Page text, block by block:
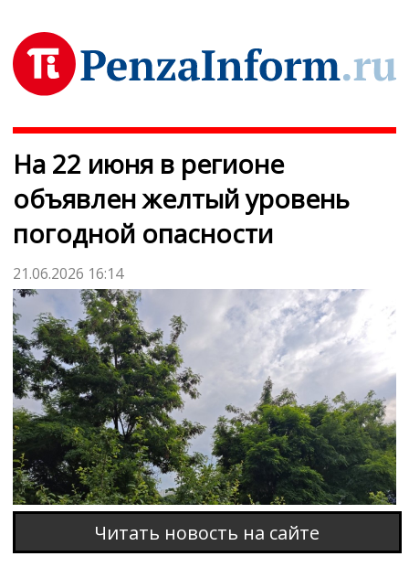
На 22 июня в регионе
объявлен желтый уровень
погодной опасности
21.06.2026 16:14
Читать новость на сайте